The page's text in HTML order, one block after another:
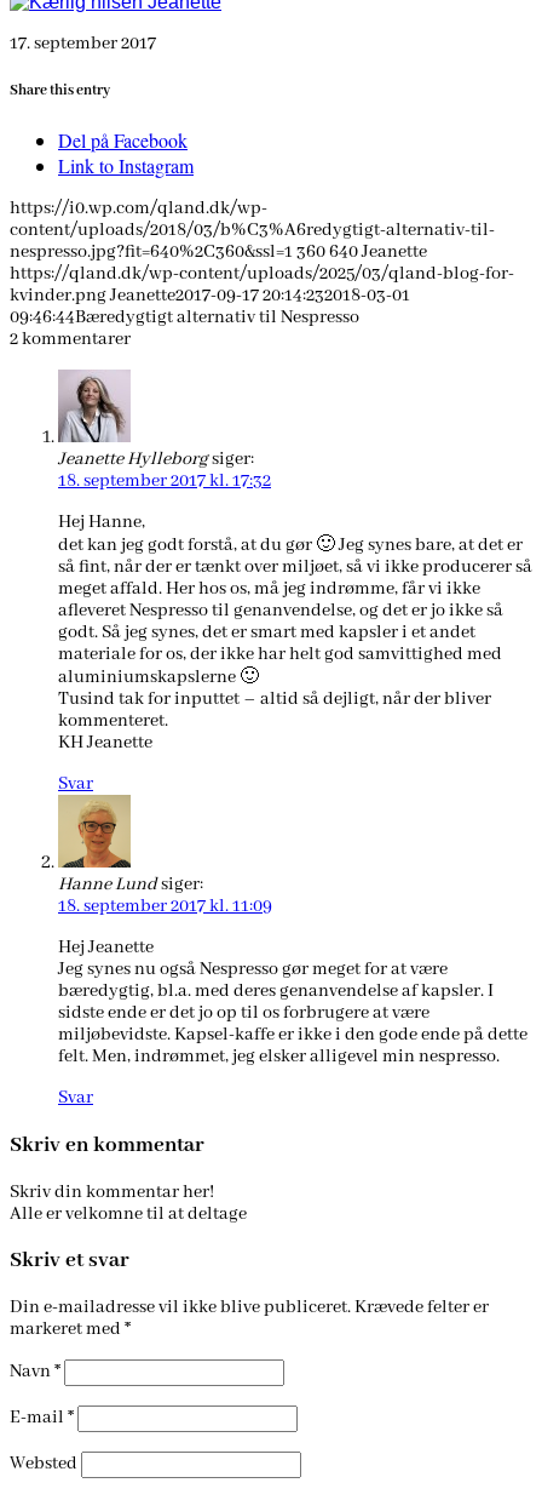
17. september 2017
Share this entry
Del på Facebook
Link to Instagram
https://i0.wp.com/qland.dk/wp-
content/uploads/2018/03/b%C3%A6redygtigt-alternativ-til-
nespresso.jpg?fit=640%2C360&ssl=1 360640Jeanette
https://qland.dk/wp-content/uploads/2025/03/qland-blog-for-
kvinder.pngJeanette2017-09-17 20:14:232018-03-01
09:46:44Bæredygtigt alternativ til Nespresso
2kommentarer
Jeanette Hylleborgsiger:
18. september 2017 kl. 17:32
Hej Hanne,
det kan jeg godt forstå, at du gør 🙂 Jeg synes bare, at det er
så fint, når der er tænkt over miljøet, så vi ikke producerer så
meget affald. Her hos os, må jeg indrømme, får vi ikke
afleveret Nespresso til genanvendelse, og det er jo ikke så
godt. Så jeg synes, det er smart med kapsler i et andet
materiale for os, der ikke har helt god samvittighed med
aluminiumskapslerne 🙂
Tusind tak for inputtet – altid så dejligt, når der bliver
kommenteret.
KH Jeanette
Svar
Hanne Lundsiger:
18. september 2017 kl. 11:09
Hej Jeanette
Jeg synes nu også Nespresso gør meget for at være
bæredygtig, bl.a. med deres genanvendelse af kapsler. I
sidste ende er det jo op til os forbrugere at være
miljøbevidste. Kapsel-kaffe er ikke i den gode ende på dette
felt. Men, indrømmet, jeg elsker alligevel min nespresso.
Svar
Skriv en kommentar
Skriv din kommentar her!
Alle er velkomne til at deltage
Skriv et svar
Din e-mailadresse vil ikke blive publiceret.Krævede felter er
markeret med *
Navn*
E-mail *
Websted